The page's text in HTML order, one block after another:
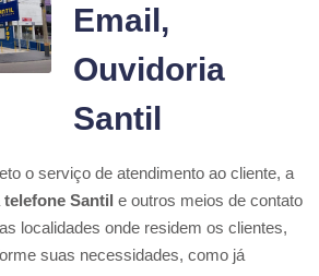
Email,
Ouvidoria
Santil
o serviço de atendimento ao cliente, a
telefone Santil e outros meios de contato
localidades onde residem os clientes,
suas necessidades, como já